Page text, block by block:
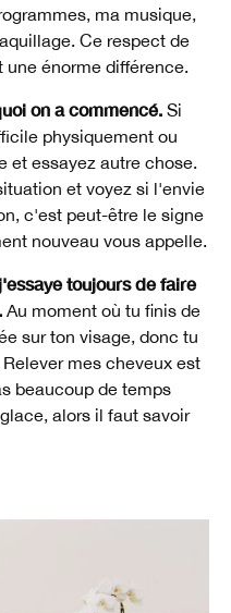
ma musique,
Ce respect de
énorme différence.
on a commencé. Si
physiquement ou
et essayez autre chose.
et voyez si l'envie
c'est peut-être le signe
nouveau vous appelle.
toujours de faire
Au moment où tu finis de
sur ton visage, donc tu
mes cheveux est
beaucoup de temps
alors il faut savoir